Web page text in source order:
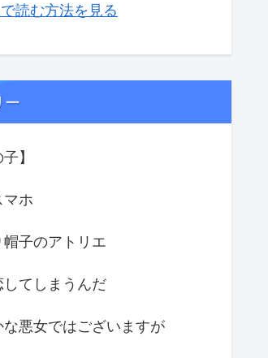
読む方法を見る
ー
】
マホ
帽子のアトリエ
してしまうんだ
な悪女ではございますが